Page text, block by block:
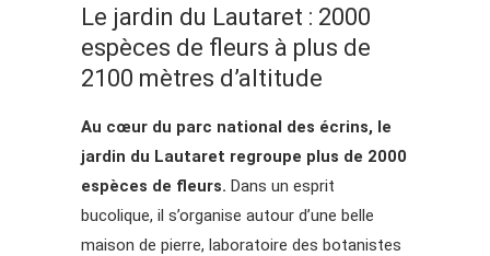
Le jardin du Lautaret : 2000
espèces de fleurs à plus de
2100 mètres d’altitude
Au cœur du parc national des écrins, le
jardin du Lautaret regroupe plus de 2000
espèces de fleurs. Dans un esprit
bucolique, il s’organise autour d’une belle
maison de pierre, laboratoire des botanistes